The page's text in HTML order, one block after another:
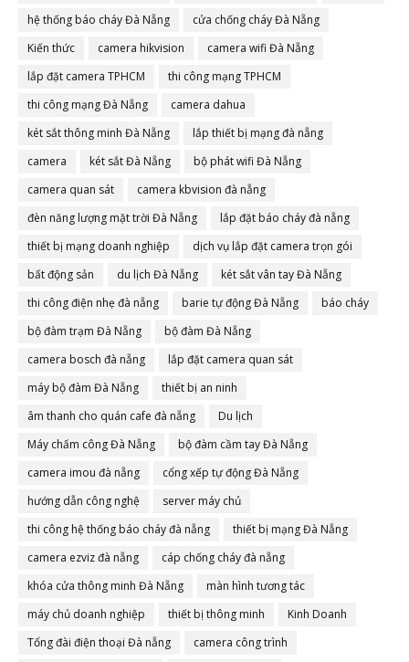
hệ thống báo cháy Đà Nẵng
cửa chống cháy Đà Nẵng
Kiến thức
camera hikvision
camera wifi Đà Nẵng
lắp đặt camera TPHCM
thi công mạng TPHCM
thi công mạng Đà Nẵng
camera dahua
két sắt thông minh Đà Nẵng
lắp thiết bị mạng đà nẵng
camera
két sắt Đà Nẵng
bộ phát wifi Đà Nẵng
camera quan sát
camera kbvision đà nẵng
đèn năng lượng mặt trời Đà Nẵng
lắp đặt báo cháy đà nẵng
thiết bị mạng doanh nghiệp
dịch vụ lắp đặt camera trọn gói
bất động sản
du lịch Đà Nẵng
két sắt vân tay Đà Nẵng
thi công điện nhẹ đà nẵng
barie tự động Đà Nẵng
báo cháy
bộ đàm trạm Đà Nẵng
bộ đàm Đà Nẵng
camera bosch đà nẵng
lắp đặt camera quan sát
máy bộ đàm Đà Nẵng
thiết bị an ninh
âm thanh cho quán cafe đà nẵng
Du lịch
Máy chấm công Đà Nẵng
bộ đàm cầm tay Đà Nẵng
camera imou đà nẵng
cổng xếp tự động Đà Nẵng
hướng dẫn công nghệ
server máy chủ
thi công hệ thống báo cháy đà nẵng
thiết bị mạng Đà Nẵng
camera ezviz đà nẵng
cáp chống cháy đà nẵng
khóa cửa thông minh Đà Nẵng
màn hình tương tác
máy chủ doanh nghiệp
thiết bị thông minh
Kinh Doanh
Tổng đài điện thoại Đà nẵng
camera công trình